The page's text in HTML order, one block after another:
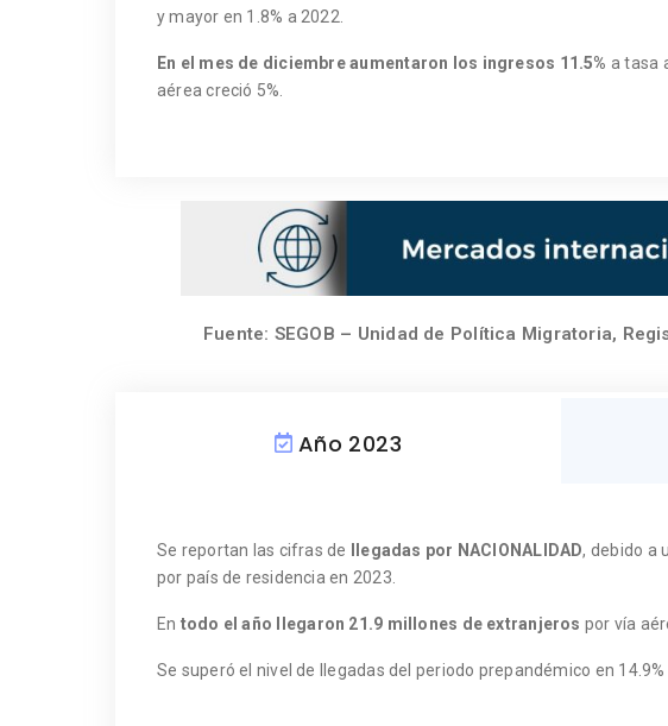
y mayor en 1.8% a 2022.
En el mes de diciembre aumentaron los ingresos 11.5% a tasa
aérea creció 5%.
Fuente: SEGOB – Unidad de Política Migratoria,
Año 2023
Se reportan las cifras de llegadas por NACIONALIDAD, debido a
por país de residencia en 2023.
En todo el año llegaron 21.9 millones de extranjeros por vía
Se superó el nivel de llegadas del periodo prepandémico en 14.9%